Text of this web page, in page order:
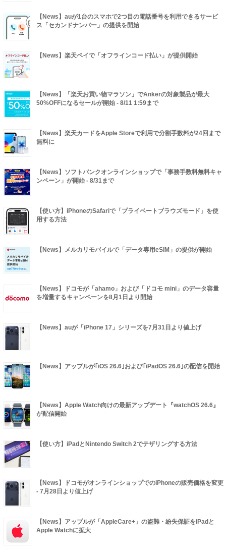
【News】auが1台のスマホで2つ目の電話番号を利用できるサービ
ス「セカンドナンバー」の提供を開始
【News】楽天ペイで「オフラインコード払い」が提供開始
【News】「楽天お買い物マラソン」でAnkerの対象製品が最大
50%OFFになるセールが開始 - 8/11 1:59まで
【News】楽天カードをApple Storeで利用で分割手数料が24回まで
無料に
【News】ソフトバンクオンラインショップで「事務手数料無料キャ
ンペーン」が開始 - 8/31まで
【使い方】iPhoneのSafariで「プライベートブラウズモード」を使
用する方法
【News】メルカリモバイルで「データ専用eSIM」の提供が開始
【News】ドコモが「ahamo」および「ドコモ mini」のデータ容量
を増量するキャンペーンを8月1日より開始
【News】auが「iPhone 17」シリーズを7月31日より値上げ
【News】アップルが｢iOS 26.6｣および｢iPadOS 26.6｣の配信を開始
【News】Apple Watch向けの最新アップデート『watchOS 26.6』
が配信開始
【使い方】iPadとNintendo Switch 2でテザリングする方法
【News】ドコモがオンラインショップでのiPhoneの販売価格を変更
- 7月28日より値上げ
【News】アップルが「AppleCare+」の盗難・紛失保証をiPadと
Apple Watchに拡大